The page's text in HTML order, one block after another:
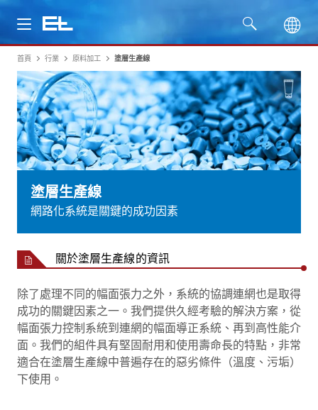
產品
行業
服務
公司
首頁 行業 原料加工 塗層生產線
塗層生產線
網路化系統是關鍵的成功因素
關於塗層生產線的資訊
除了處理不同的幅面張力之外，系統的協調連網也是取得
成功的關鍵因素之一。我們提供久經考驗的解決方案，從
幅面張力控制系統到連網的幅面導正系統、再到高性能介
面。我們的組件具有堅固耐用和使用壽命長的特點，非常
適合在塗層生產線中普遍存在的惡劣條件（溫度、污垢）
下使用。